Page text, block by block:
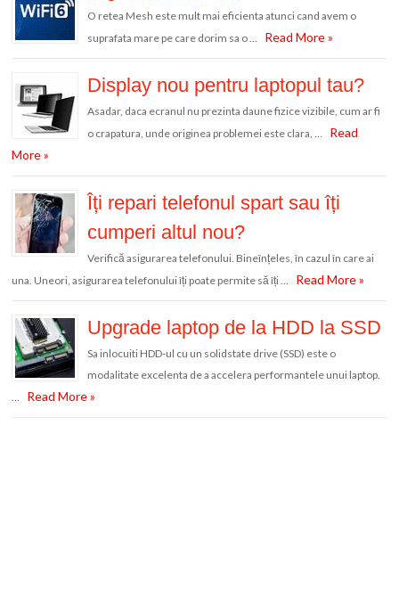
O retea Mesh este mult mai eficienta atunci cand avem o
suprafata mare pe care dorim sa o …
Read More »
Display nou pentru laptopul tau?
Asadar, daca ecranul nu prezinta daune fizice vizibile, cum ar fi
o crapatura, unde originea problemei este clara, …
Read
More »
Îți repari telefonul spart sau îți
cumperi altul nou?
Verifică asigurarea telefonului. Bineînțeles, în cazul în care ai
una. Uneori, asigurarea telefonului îți poate permite să îți …
Read More »
Upgrade laptop de la HDD la SSD
Sa inlocuiti HDD-ul cu un solidstate drive (SSD) este o
modalitate excelenta de a accelera performantele unui laptop.
…
Read More »